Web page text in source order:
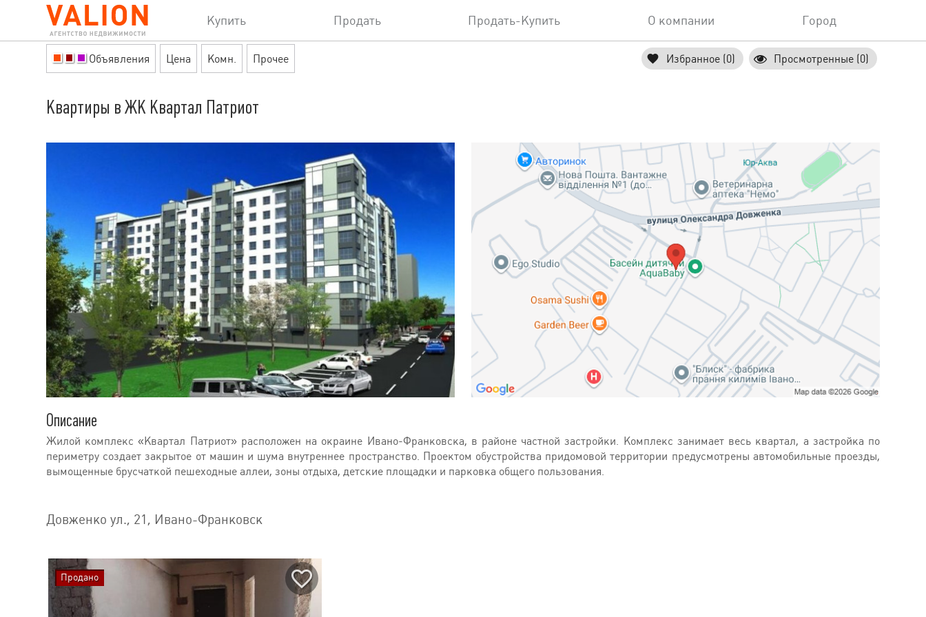
Купить Продать Продать-Купить О компании Город
Объявления Цена Комн. Прочее Избранное (0) Просмотренные (0)
Квартиры в ЖК Квартал Патриот
Описание
Жилой комплекс «Квартал Патриот» расположен на окраине Ивано-Франковска, в районе частной застройки. Комплекс занимает весь квартал, а застройка по
периметру создает закрытое от машин и шума внутреннее пространство. Проектом обустройства придомовой территории предусмотрены автомобильные проезды,
вымощенные брусчаткой пешеходные аллеи, зоны отдыха, детские площадки и парковка общего пользования.
Довженко ул., 21, Ивано-Франковск
Продано